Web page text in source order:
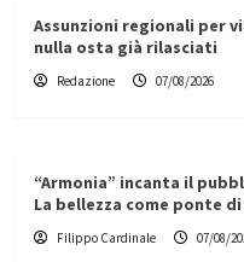
Assunzioni regionali per
nulla osta già rilasciati
Redazione 07/08/2026
“Armonia” incanta il
La bellezza come ponte
Filippo Cardinale 07/08/